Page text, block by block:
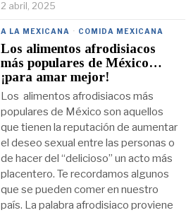
2 abril, 2025
A LA MEXICANA · COMIDA MEXICANA
Los alimentos afrodisiacos
más populares de México…
¡para amar mejor!
Los alimentos afrodisiacos más
populares de México son aquellos
que tienen la reputación de aumentar
el deseo sexual entre las personas o
de hacer del “delicioso” un acto más
placentero. Te recordamos algunos
que se pueden comer en nuestro
país. La palabra afrodisiaco proviene